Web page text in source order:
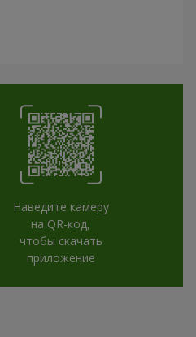
Наведите камеру
на QR-код,
чтобы скачать
приложение